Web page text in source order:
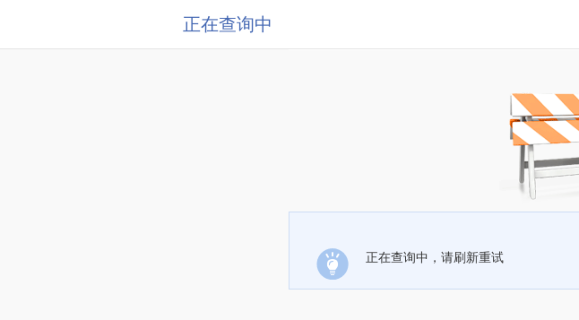
正在查询中
正在查询中，请刷新重试